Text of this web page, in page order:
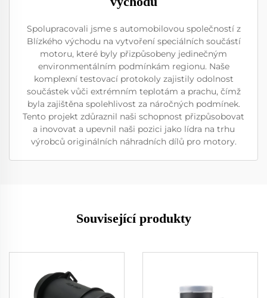
Spolupracovali jsme s automobilovou společností z
Blízkého východu na vytvoření speciálních součástí
motoru, které byly přizpůsobeny jedinečným
environmentálním podmínkám regionu. Naše
komplexní testovací protokoly zajistily odolnost
součástek vůči extrémním teplotám a prachu, čímž
byla zajištěna spolehlivost za náročných podmínek.
Tento projekt zdůraznil naši schopnost přizpůsobovat
a inovovat a upevnil naši pozici jako lídra na trhu
výrobců originálních náhradních dílů pro motory.
Související produkty